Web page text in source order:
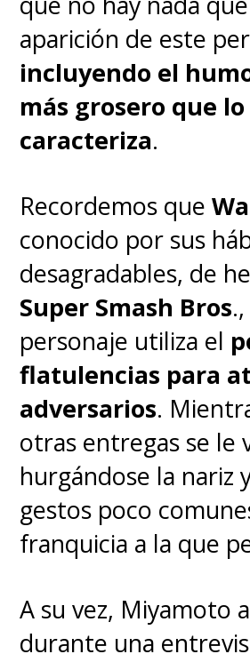
aparición de este
incluyendo el
más grosero que lo
caracteriza.
Recordemos que
conocido por sus
desagradables, de
Super Smash Bros
personaje utiliza el
flatulencias para
adversarios.
otras entregas se le
hurgándose la nariz
gestos poco
franquicia a la que
A su vez, Miyamoto
durante una